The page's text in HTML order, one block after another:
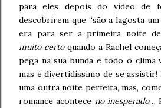
para eles depois do vídeo de
descobrirem que “são a lagosta
era para ser a primeira noite
muito certoquando a Rachel
pega na sua bunda e todo o clima
mas é divertidíssimo de se assistir!
uma outra noite perfeita, mas,
romance acontece no inesperado…